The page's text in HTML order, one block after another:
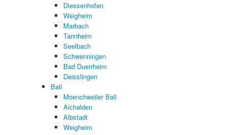
Diessenhofen
Weigheim
Marbach
Tannheim
Seelbach
Schwenningen
Bad Duerrheim
Deisslingen
Ball
Moenchweiler Ball
Aichalden
Albstadt
Weigheim